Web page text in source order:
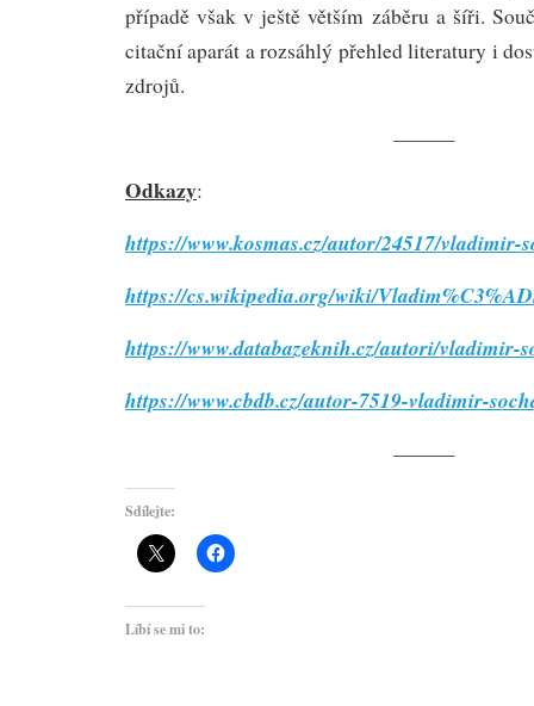
případě však v ještě větším záběru a šíři.
citační aparát a rozsáhlý přehled literatury i
zdrojů.
———
Odkazy:
https://www.kosmas.cz/autor/24517/vladimir-
https://cs.wikipedia.org/wiki/
https://www.databazeknih.cz/autori/vladimir-
https://www.cbdb.cz/autor-7519-vladimir-
———
Sdílejte:
Líbí se mi to: